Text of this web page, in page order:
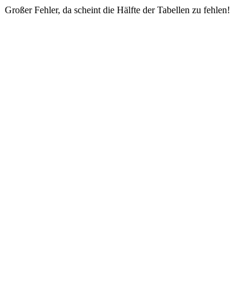
Großer Fehler, da scheint die Hälfte der Tabellen zu fehlen!